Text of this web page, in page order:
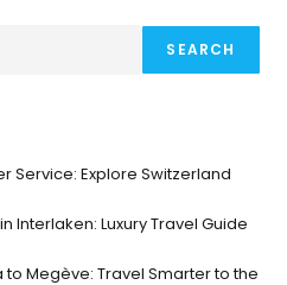
SEARCH
Service: Explore Switzerland
Interlaken: Luxury Travel Guide
Megève: Travel Smarter to the